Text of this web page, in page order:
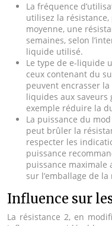
La fréquence
utilisez la résistance,
moyenne, une
semaines, selon
liquide utilisé.
Le type de e-liquide
ceux contenant du
peuvent encrasser
liquides aux
exemple réduire la
La puissance du
peut brûler la
respecter les
puissance
puissance
sur l’emballage de la
Influence sur
La résistance 2, en